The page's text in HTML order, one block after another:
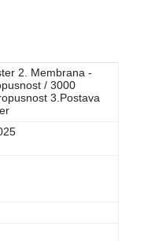
2. Membrana -
/ 3000
3.Postava